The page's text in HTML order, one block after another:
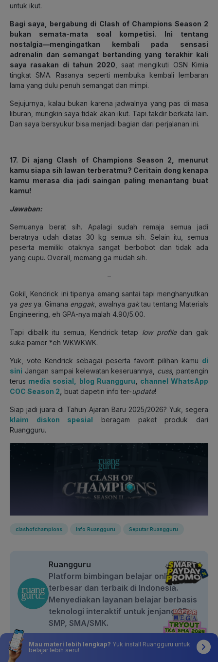
untuk ikut.
Bagi saya, bergabung di Clash of Champions Season 2
bukan semata-mata soal kompetisi. Ini tentang
nostalgia—mengingatkan kembali pada sensasi
adrenalin dan semangat bertanding yang terakhir kali
saya rasakan di tahun 2020 , saat mengikuti OSN Kimia
tingkat SMA. Rasanya seperti membuka kembali lembaran
lama yang dulu penuh semangat dan mimpi.
Sejujurnya, kalau bukan karena jadwalnya yang pas di masa
liburan, mungkin saya tidak akan ikut. Tapi takdir berkata lain.
Dan saya bersyukur bisa menjadi bagian dari perjalanan ini.
17. Di ajang Clash of Champions Season 2, menurut
kamu siapa sih lawan terberatmu? Ceritain dong kenapa
kamu merasa dia jadi saingan paling menantang buat
kamu!
Jawaban:
Semuanya berat sih. Apalagi sudah remaja semua jadi
beratnya udah diatas 30 kg semua sih. Selain itu, semua
peserta memiliki otaknya sangat berbobot dan tidak ada
yang cupu. Overall, memang ga mudah sih.
–
Gokil, Kendrick ini tipenya emang santai tapi menghanyutkan
ya ges ya. Gimana enggak, awalnya gak tau tentang Materials
Engineering, eh GPA-nya malah 4.90/5.00.
Tapi dibalik itu semua, Kendrick tetap low profile dan gak
suka pamer *eh WKWKWK.
Yuk, vote Kendrick sebagai peserta favorit pilihan kamu di
sini Jangan sampai kelewatan keseruannya, cuss, pantengin
terus media sosial, blog Ruangguru
channel WhatsApp
COC Season 2
buat dapetin info ter-update!
Siap jadi juara di Tahun Ajaran Baru 2025/2026? Yuk, segera
klaim diskon spesial beragam paket produk dari
Ruangguru.
clashofchampions Info Ruangguru Seputar Ruangguru
Ruangguru
Platform bimbingan belajar online
terbesar dan terbaik di Indonesia.
Menyediakan layanan belajar berbasis
teknologi interaktif untuk jenjang SD,
SMP, SMA/SMK.
Bagikan artikel ini:
Mau materi lebih lengkap? Yuk install Ruangguru untuk
belajar lebih seru!